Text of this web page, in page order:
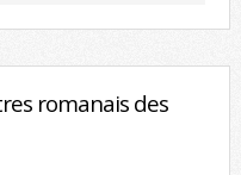
romanais des